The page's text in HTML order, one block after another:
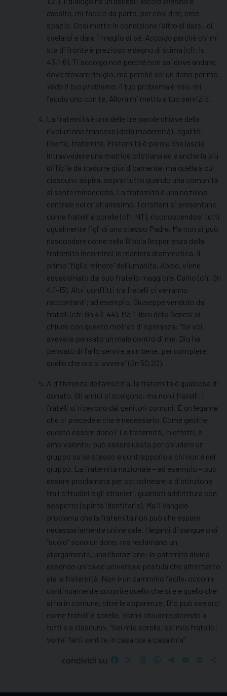
ascolto, mi faccio da parte, per così dire, creo
spazio. Così metto in condizione l’altro di darsi, di
svelarsi e dare il meglio di sé. Accolgo perché chi mi
sta di fronte è prezioso e degno di stima (cfr. Is
43,1-6). Ti accolgo non perché non sai dove andare,
dove trovare rifugio, ma perché sei un dono per me
Vedo il tuo problema: il tuo problema è mio, mi
faccio uno con te. Allora mi metto a tuo servizio.
La fraternità è una delle tre parole chiave della
rivoluzione francese (della modernità): égalité,
liberté, fraternité. Fraternità è parola che lascia
intravvedere una matrice cristiana ed è anche la più
difficile da tradurre giuridicamente, ma quella a cui
ciascuno aspira, soprattutto quando una comunità
si sente minacciata. La fraternità è una nozione
centrale nel cristianesimo. I cristiani si presentano
come fratelli e sorelle (cfr. NT), riconoscendosi tutti
ugualmente figli di uno stesso Padre. Ma non si può
nascondere come nella Bibbia l’esperienza della
fraternità incominci in maniera drammatica. Il
primo “figlio minore” dell’umanità, Abele, viene
assassinato dal suo fratello maggiore, Caino (cfr. Gn
4,1-15). Altri conflitti tra fratelli ci verranno
raccontanti; ad esempio, Giuseppe venduto dai
fratelli (cfr. Gn 43-44). Ma il libro della Genesi si
chiude con questo motivo di speranza: “Se voi
avevate pensato un male contro di me, Dio ha
pensato di farlo servire a un bene, per compiere
quello che ora si avvera” (Gn 50,20).
A differenza dell’amicizia, la fraternità è qualcosa di
donato. Gli amici si scelgono, ma non i fratelli. I
fratelli si ricevono dai genitori comuni. È un legame
che ci precede e che è necessario. Come gestire
questo essere dono? La fraternità, in effetti, è
ambivalente: può essere usata per chiudere un
gruppo su se stesso e contrapporlo a chi non è del
gruppo. La fraternità nazionale – ad esempio – può
essere proclamata per sottolineare la distinzione
tra i cittadini e gli stranieri, guardati addirittura con
sospetto (spinte identitarie). Ma il Vangelo
proclama che la fraternità non può che essere
necessariamente universale. I legami di sangue o di
“suolo” sono un dono, ma reclamano un
allargamento, una liberazione: la paternità divina
essendo unica ed universale postula che altrettanto
sia la fraternità. Non è un cammino facile, occorre
continuamente scoprire quello che si è e quello che
si ha in comune, oltre le apparenze. Dio può svelarci
come fratelli e sorelle. Vorrei chiudere dicendo a
tutti e a ciascuno: “Sei mia sorella, sei mio fratello;
vorrei farti sentire in casa tua a casa mia”.
condividi su FacebookThreadsWhatsApp
Telegram
EmailPrint